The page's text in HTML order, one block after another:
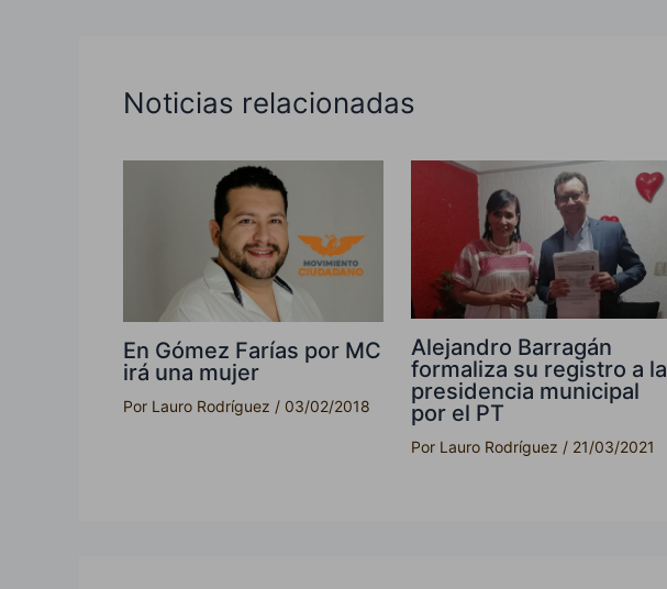
Noticias relacionadas
En Gómez Farías por MC
irá una mujer
Por Lauro Rodríguez / 03/02/2018
Alejandro Barragán
formaliza su registro a la
presidencia municipal
por el PT
Por Lauro Rodríguez / 21/03/2021